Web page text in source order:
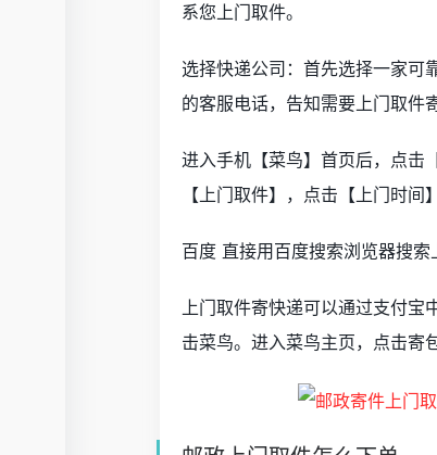
系您上门取件。
选择快递公司：首先选择一家可
的客服电话，告知需要上门取件
进入手机【菜鸟】首页后，点击
【上门取件】，点击【上门时间
百度 直接用百度搜索浏览器搜索
上门取件寄快递可以通过支付宝
击菜鸟。进入菜鸟主页，点击寄